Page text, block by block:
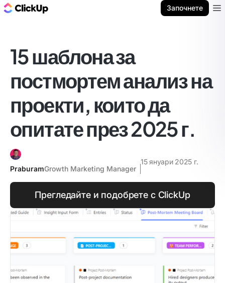
Започнете
15 шаблона за
постмортем анализ на
проекти, които да
опитате през 2025 г.
PraburamGrowth Marketing Manager
15 януари 2025 г.
Прегледайте и подобрете с ClickUp